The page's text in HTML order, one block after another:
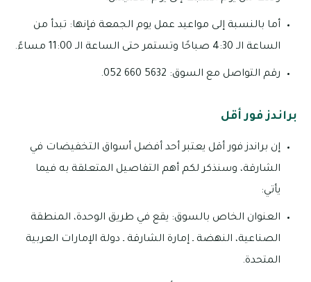
أما بالنسبة إلى مواعيد عمل يوم الجمعة فإنها: تبدأ من
الساعة الـ 4:30 صباحًا وتستمر حتى الساعة الـ 11:00 مساءً.
رقم التواصل مع السوق: 5632 660 052.
براندز فور أقل
إن براندز فور أقل يعتبر أحد أفضل أسواق التخفيضات في
الشارقة، وسنذكر لكم أهم التفاصيل المتعلقة به فيما
يأتي:
العنوان الخاص بالسوق: يقع في طريق الوحدة، المنطقة
الصناعية، النهضة ـ إمارة الشارقة ـ دولة الإمارات العربية
المتحدة.